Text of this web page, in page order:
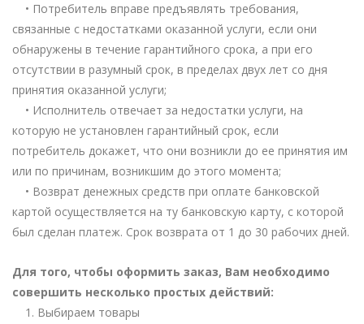
• Потребитель вправе предъявлять требования,
связанные с недостатками оказанной услуги, если они
обнаружены в течение гарантийного срока, а при его
отсутствии в разумный срок, в пределах двух лет со дня
принятия оказанной услуги;
• Исполнитель отвечает за недостатки услуги, на
которую не установлен гарантийный срок, если
потребитель докажет, что они возникли до ее принятия им
или по причинам, возникшим до этого момента;
• Возврат денежных средств при оплате банковской
картой осуществляется на ту банковскую карту, с которой
был сделан платеж. Срок возврата от 1 до 30 рабочих дней.
Для того, чтобы оформить заказ, Вам необходимо
совершить несколько простых действий:
1. Выбираем товары